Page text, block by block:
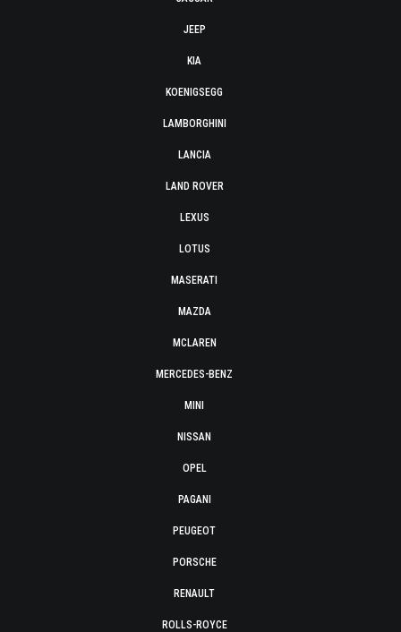
JEEP
KIA
KOENIGSEGG
LAMBORGHINI
LANCIA
LAND ROVER
LEXUS
LOTUS
MASERATI
MAZDA
MCLAREN
MERCEDES-BENZ
MINI
NISSAN
OPEL
PAGANI
PEUGEOT
PORSCHE
RENAULT
ROLLS-ROYCE